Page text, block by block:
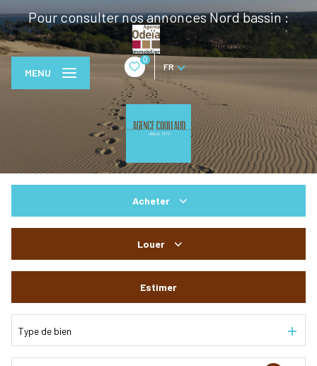
Pour consulter nos annonces Nord bassin :
0
FR
MENU
Acheter
Louer
Estimer
Type de bien